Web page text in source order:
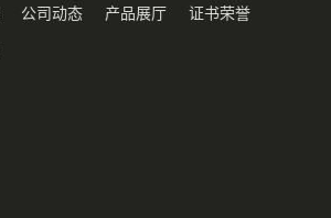
公司动态 产品展厅 证书荣誉